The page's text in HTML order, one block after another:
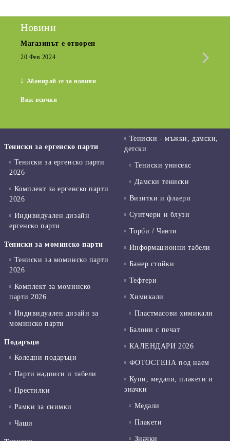
Новини
Магазинът е отворен
20 Фев 2024
Абонирай се за новини
Виж всички
Тениски за ергенско парти
Тениски за ергенско парти
2026
Комплект за ергенско парти
2026
Индивидуален дизайн
ергенско парти
Тениски за моминско парти
Тениски за моминско парти
2026
Комплект за моминско
парти 2026
Индивидуален дизайн за
моминско парти
Подаръци
Коледни подаръци
Парти надписи и табели
Престилки
Рамки за снимки
Чаши
Тениски - мъжки, дамски,
детски
Тениски унисекс
Дамски тениски
Визитки и флаери
Суитчери и блузи
Торби / Чанти
Информационни табели
Банер стойки
Тефтери
Химикали
Пластмасови химикали
Балони с печат
КАЛЕНДАРИ 2026
ФОТОСТЕНА под наем
Купи, медали, плакети и
значки
Медали
Плакети
Значки